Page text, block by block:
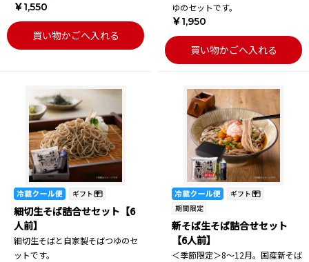
￥1,550
買い物かごへ入れる
ゆのセットです。
￥1,950
買い物かごへ入れる
細切生そば詰合せセット【6
人前】
細切生そばと自家製そばつゆのセ
ットです。
新そば生そば詰合せセット
【6人前】
＜季節限定＞8～12月。国産新そば